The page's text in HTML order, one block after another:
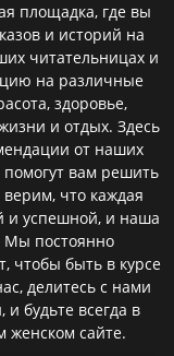
площадка, где вы
и историй на
читательницах и
на различные
здоровье,
и отдых. Здесь
от наших
вам решить
что каждая
и успешной, и наша
Мы постоянно
чтобы быть в курсе
делитесь с нами
будьте всегда в
женском сайте.